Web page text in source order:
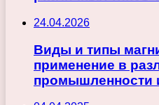
24.04.2026
Виды и типы
применение в
промышленности